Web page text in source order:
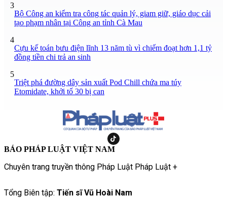
3
Bộ Công an kiểm tra công tác quản lý, giam giữ, giáo dục cải
tạo phạm nhân tại Công an tỉnh Cà Mau
4
Cựu kế toán bưu điện lĩnh 13 năm tù vì chiếm đoạt hơn 1,1 tỷ
đồng tiền chi trả an sinh
5
Triệt phá đường dây sản xuất Pod Chill chứa ma túy
Etomidate, khởi tố 30 bị can
BÁO PHÁP LUẬT VIỆT NAM
Chuyên trang truyền thông Pháp Luật Pháp Luật +
Tổng Biên tập: Tiến sĩ Vũ Hoài Nam